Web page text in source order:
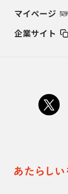
マイページ 契
企業サイト